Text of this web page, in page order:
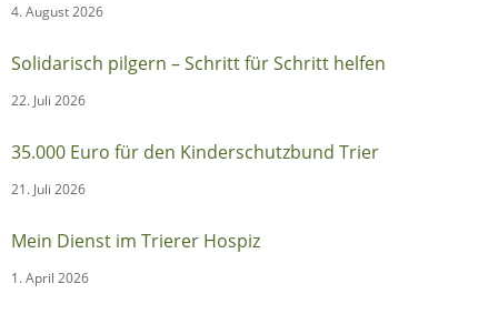
4. August 2026
Solidarisch pilgern – Schritt für Schritt helfen
22. Juli 2026
35.000 Euro für den Kinderschutzbund Trier
21. Juli 2026
Mein Dienst im Trierer Hospiz
1. April 2026